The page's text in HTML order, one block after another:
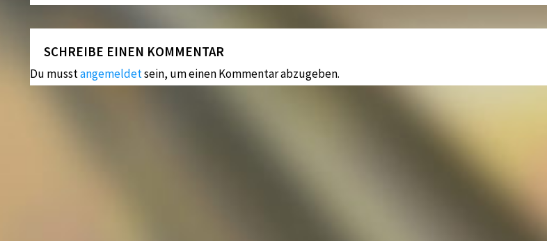
SCHREIBE EINEN KOMMENTAR
Du musstangemeldetsein, um einen Kommentar abzugeben.